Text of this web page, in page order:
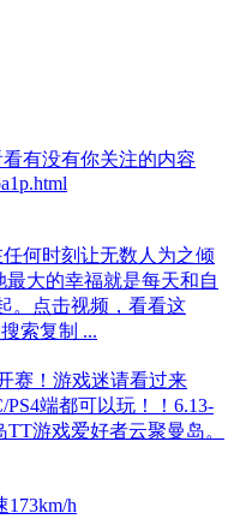
有没有你关注的内容
何时刻让无数人为之倾
最大的幸福就是每天和自
。点击视频，看看这
索复制 ...
赛！游戏迷请看过来
端都可以玩！！6.13-
游戏爱好者云聚曼岛。
173km/h